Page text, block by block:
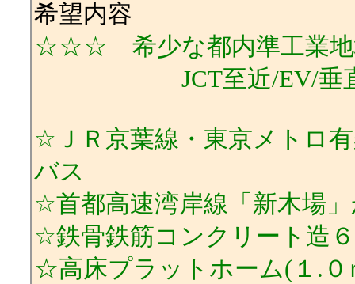
希望内容
☆☆☆ 希少な都内準工業
JCT至近/EV/垂直
☆ＪＲ京葉線・東京メトロ
バス
☆首都高速湾岸線「新木場
☆鉄骨鉄筋コンクリート造
☆高床プラットホーム(１.０